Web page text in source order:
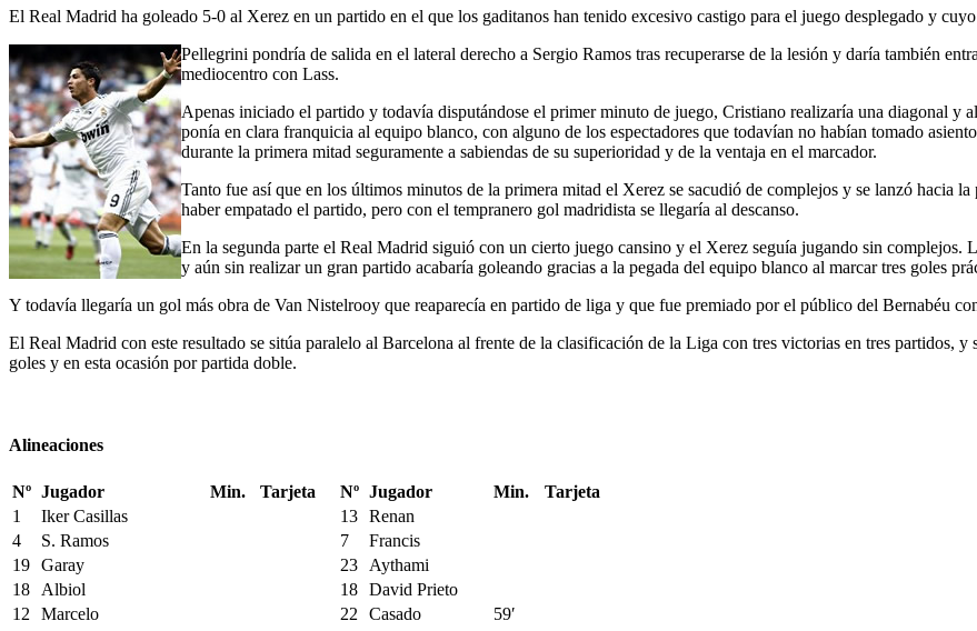
El Real Madrid ha goleado 5-0 al Xerez en un partido en el que los gaditanos han tenido excesivo castigo para el juego desplegado y
Pellegrini pondría de salida en el lateral derecho a Sergio Ramos tras recuperarse de la lesión y daría también
mediocentro con Lass.
Apenas iniciado el partido y todavía disputándose el primer minuto de juego, Cristiano realizaría una diagonal y
ponía en clara franquicia al equipo blanco, con alguno de los espectadores que todavían no habían tomado
durante la primera mitad seguramente a sabiendas de su superioridad y de la ventaja en el marcador.
Tanto fue así que en los últimos minutos de la primera mitad el Xerez se sacudió de complejos y se lanzó hacia
haber empatado el partido, pero con el tempranero gol madridista se llegaría al descanso.
En la segunda parte el Real Madrid siguió con un cierto juego cansino y el Xerez seguía jugando sin
y aún sin realizar un gran partido acabaría goleando gracias a la pegada del equipo blanco al marcar tres goles
Y todavía llegaría un gol más obra de Van Nistelrooy que reaparecía en partido de liga y que fue premiado por el público del Bernabéu
El Real Madrid con este resultado se sitúa paralelo al Barcelona al frente de la clasificación de la Liga con tres victorias en tres partidos,
goles y en esta ocasión por partida doble.
Alineaciones
Nº Jugador Min. Tarjeta Nº Jugador Min.
Tarjeta
1
Iker Casillas 13 Renan
4
S. Ramos 7
Francis
19 Garay 23
Aythami
18
Albiol 18 David Prieto
12
Marcelo 22 Casado
59′